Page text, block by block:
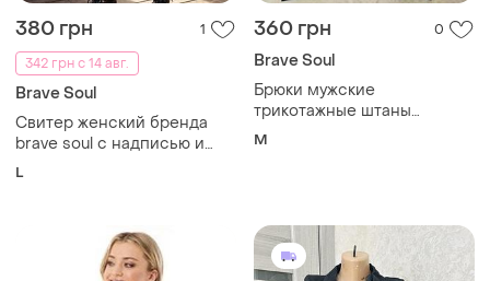
380 грн
1
342 грн с 14 авг.
Brave Soul
Свитер женский бренда
brave soul с надписью и
разрезами по бокам.
рукава от шеи -72 см
L
360 грн 0
Brave Soul
Брюки мужские
трикотажные штаны
спортивные от brave soul
M